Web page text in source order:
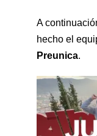
A
hecho el
Preunica.